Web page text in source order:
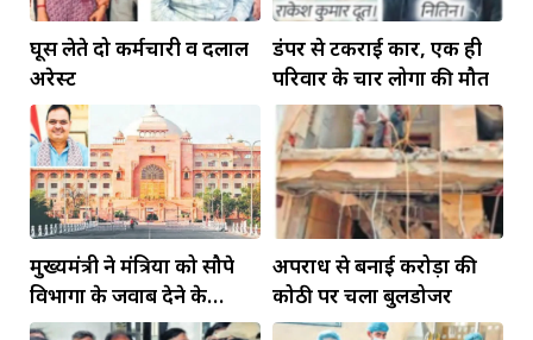
घूस लेते दो कर्मचारी व दलाल
अरेस्ट
डंपर से टकराई कार, एक ही
परिवार के चार लोगों की मौत
मुख्यमंत्री ने मंत्रियों को सौपे
विभागों के जवाब देने के
दायित्व
अपराध से बनाई करोड़ों की
कोठी पर चला बुलडोजर